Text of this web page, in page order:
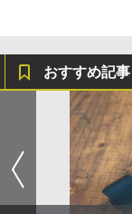
おすすめ記事